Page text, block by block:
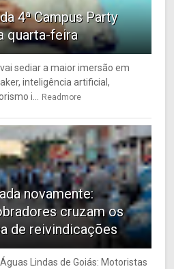
4ª Campus Party
quarta-feira
sediar a maior imersão em
inteligência artificial,
i... Readmore
novamente:
cruzam os
de reivindicações
Lindas de Goiás: Motoristas